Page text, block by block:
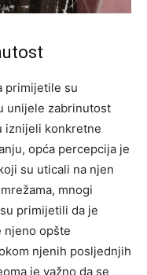
primijetile su
unijele zabrinutost
iznijeli konkretne
opća percepcija je
su uticali na njen
mnogi
primijetili da je
njeno opšte
njenih posljednjih
je važno da se